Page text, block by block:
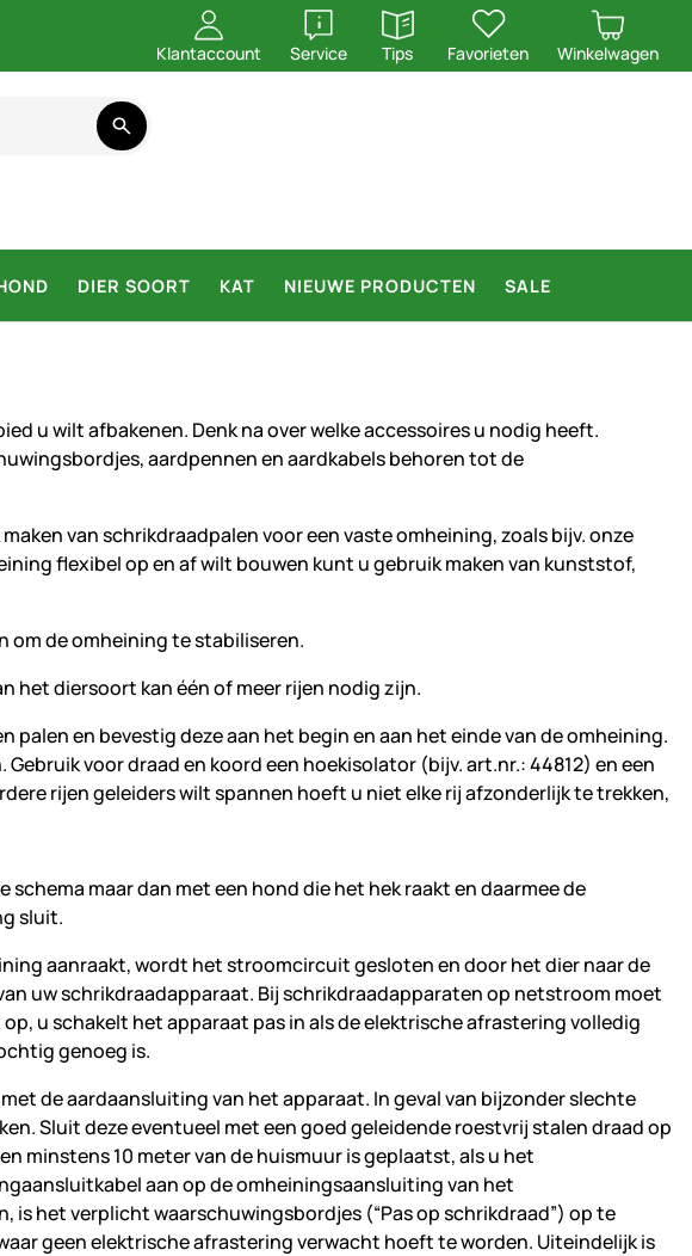
Klantaccount Service
openen
Tips
openen
Favorieten Winkelwagen
DIER SOORT KAT NIEUWE PRODUCTEN SALE
u wilt afbakenen. Denk na over welke accessoires u nodig heeft.
aardpennen en aardkabels behoren tot de
van schrikdraadpalen voor een vaste omheining, zoals bijv. onze
flexibel op en af wilt bouwen kunt u gebruik maken van kunststof,
om de omheining te stabiliseren.
het diersoort kan één of meer rijen nodig zijn.
en bevestig deze aan het begin en aan het einde van de omheining.
voor draad en koord een hoekisolator (bijv. art.nr.: 44812) en een
rijen geleiders wilt spannen hoeft u niet elke rij afzonderlijk te trekken,
aanraakt, wordt het stroomcircuit gesloten en door het dier naar de
uw schrikdraadapparaat. Bij schrikdraadapparaten op netstroom moet
u schakelt het apparaat pas in als de elektrische afrastering volledig
genoeg is.
de aardaansluiting van het apparaat. In geval van bijzonder slechte
Sluit deze eventueel met een goed geleidende roestvrij stalen draad op
minstens 10 meter van de huismuur is geplaatst, als u het
aan op de omheiningsaansluiting van het
het verplicht waarschuwingsbordjes (“Pas op schrikdraad”) op te
geen elektrische afrastering verwacht hoeft te worden. Uiteindelijk is